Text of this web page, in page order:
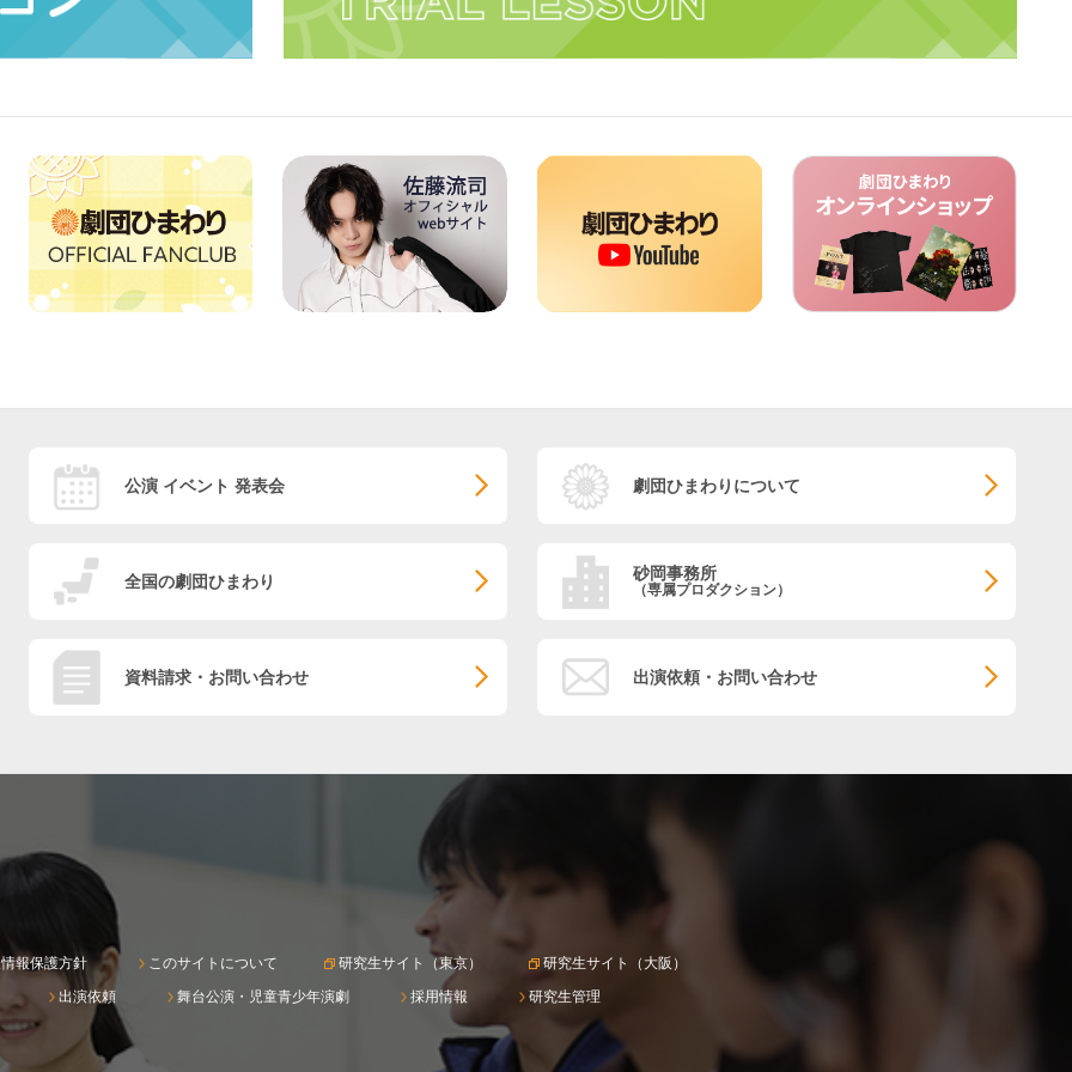
公演 イベント 発表会 劇団ひまわりについて
全国の劇団ひまわり 砂岡事務所
（専属プロダクション）
資料請求・お問い合わせ 出演依頼・お問い合わせ
報保護方針 このサイトについて 研究生サイト（東京）
研究生サイト（大阪）
出演依頼
舞台公演・児童青少年演劇 採用情報 研究生管理